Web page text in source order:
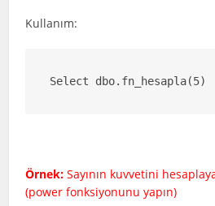
Kullanım:
Select dbo.fn_hesapla(5)
Örnek: Sayının kuvvetini
(power fonksiyonunu yapın)